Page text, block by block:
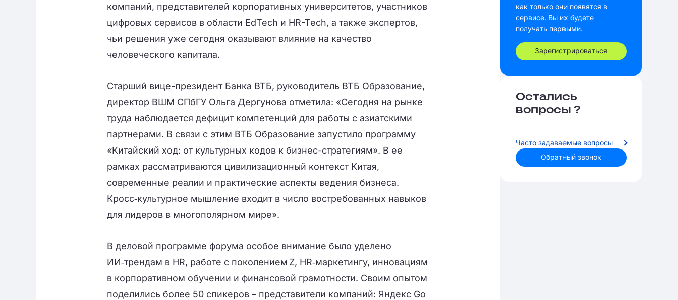
компаний, представителей корпоративных университетов, участников
цифровых сервисов в области EdTech и HR-Tech, а также экспертов,
чьи решения уже сегодня оказывают влияние на качество
человеческого капитала.
Старший вице-президент Банка ВТБ, руководитель ВТБ Образование,
директор ВШМ СПбГУ Ольга Дергунова отметила: «Сегодня на рынке
труда наблюдается дефицит компетенций для работы с азиатскими
партнерами. В связи с этим ВТБ Образование запустило программу
«Китайский ход: от культурных кодов к бизнес-стратегиям». В ее
рамках рассматриваются цивилизационный контекст Китая,
современные реалии и практические аспекты ведения бизнеса.
Кросс‑культурное мышление входит в число востребованных навыков
для лидеров в многополярном мире».
В деловой программе форума особое внимание было уделено
ИИ‑трендам в HR, работе с поколением Z, HR‑маркетингу, инновациям
в корпоративном обучении и финансовой грамотности. Своим опытом
поделились более 50 спикеров – представители компаний: Яндекс Go
как только они появятся в
сервисе. Вы их будете
получать первыми.
Зарегистрироваться
Остались
вопросы ?
Часто задаваемые вопросы
Обратный звонок